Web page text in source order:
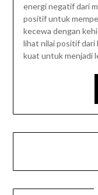
energi negatif dari
positif untuk
kecewa dengan
lihat nilai positif dari
kuat untuk menjadi